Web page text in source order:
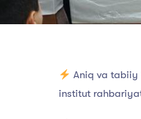
Aniq va tabiiy
institut